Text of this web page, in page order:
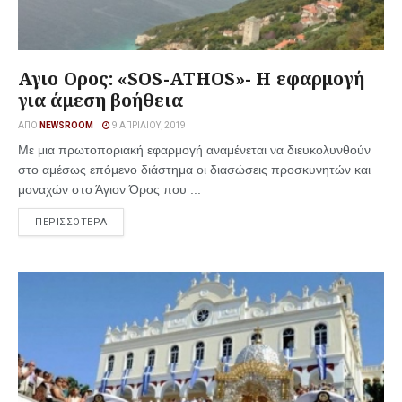
Αγιο Ορος: «SOS-ATHOS»- Η εφαρμογή
για άμεση βοήθεια
ΑΠΌ NEWSROOM 9 ΑΠΡΙΛΊΟΥ, 2019
Με μια πρωτοποριακή εφαρμογή αναμένεται να διευκολυνθούν
στο αμέσως επόμενο διάστημα οι διασώσεις προσκυνητών και
μοναχών στο Άγιον Όρος που ...
ΠΕΡΙΣΣΟΤΕΡΑ